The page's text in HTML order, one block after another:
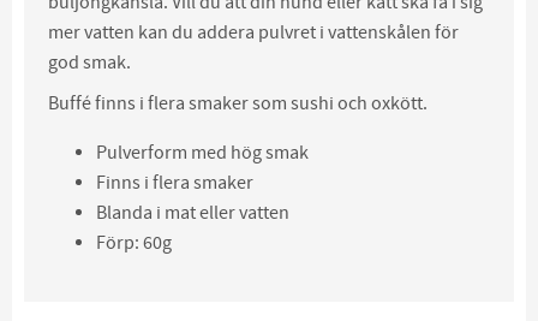
mer vatten kan du addera pulvret i vattenskålen för
god smak.
Buffé finns i flera smaker som sushi och oxkött.
Pulverform med hög smak
Finns i flera smaker
Blanda i mat eller vatten
Förp: 60g